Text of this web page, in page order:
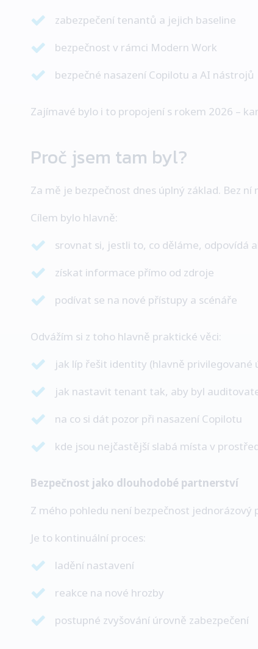
zabezpečení tenantů a jejich baseline
bezpečnost v rámci Modern Work
bezpečné nasazení Copilotu a AI nástrojů
Zajímavé bylo i to propojení s rokem 2026 –
Proč jsem tam byl?
Za mě je bezpečnost dnes úplný základ. Bez
Cílem bylo hlavně:
srovnat si, jestli to, co děláme, odpovídá
získat informace přímo od zdroje
podívat se na nové přístupy a scénáře
Odvážím si z toho hlavně praktické věci:
jak líp řešit identity (hlavně privilegované
jak nastavit tenant tak, aby byl
na co si dát pozor při nasazení Copilotu
kde jsou nejčastější slabá místa v
Bezpečnost jako dlouhodobé partnerství
Z mého pohledu není bezpečnost jednorázový
Je to kontinuální proces:
ladění nastavení
reakce na nové hrozby
postupné zvyšování úrovně zabezpečení